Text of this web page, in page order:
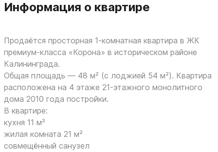
Информация о квартире
Продаётся просторная 1-комнатная квартира в ЖК
премиум-класса «Корона» в историческом районе
Калининграда.
Общая площадь — 48 м² (с лоджией 54 м²). Квартира
расположена на 4 этаже 21-этажного монолитного
дома 2010 года постройки.
В квартире:
кухня 11 м²
жилая комната 21 м²
совмещённый санузел